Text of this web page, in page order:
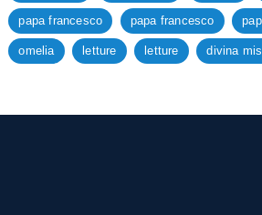
papa francesco papa francesco
omelia letture letture divina